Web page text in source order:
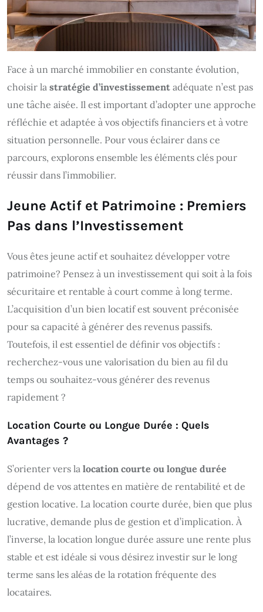
Face à un marché immobilier en constante évolution,
choisir la stratégie d’investissement adéquate n’est pas
une tâche aisée. Il est important d’adopter une approche
réfléchie et adaptée à vos objectifs financiers et à votre
situation personnelle. Pour vous éclairer dans ce
parcours, explorons ensemble les éléments clés pour
réussir dans l’immobilier.
Jeune Actif et Patrimoine : Premiers
Pas dans l’Investissement
Vous êtes jeune actif et souhaitez développer votre
patrimoine? Pensez à un investissement qui soit à la fois
sécuritaire et rentable à court comme à long terme.
L’acquisition d’un bien locatif est souvent préconisée
pour sa capacité à générer des revenus passifs.
Toutefois, il est essentiel de définir vos objectifs :
recherchez-vous une valorisation du bien au fil du
temps ou souhaitez-vous générer des revenus
rapidement ?
Location Courte ou Longue Durée : Quels
Avantages ?
S’orienter vers la location courte ou longue durée
dépend de vos attentes en matière de rentabilité et de
gestion locative. La location courte durée, bien que plus
lucrative, demande plus de gestion et d’implication. À
l’inverse, la location longue durée assure une rente plus
stable et est idéale si vous désirez investir sur le long
terme sans les aléas de la rotation fréquente des
locataires.